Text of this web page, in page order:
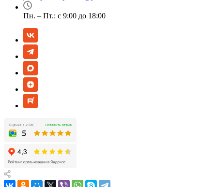
Пн. – Пт.: с 9:00 до 18:00